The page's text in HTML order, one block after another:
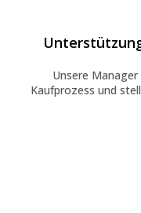
Unsere
Kaufprozess und